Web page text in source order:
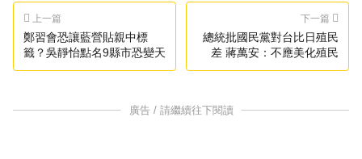
上一篇
鄭習會恐讓藍營貼親中標
籤？吳靜怡點名9縣市恐變天
下一篇
總統批國民黨對台比日殖民
差 蔣萬安：不應美化殖民
廣告 / 請繼續往下閱讀